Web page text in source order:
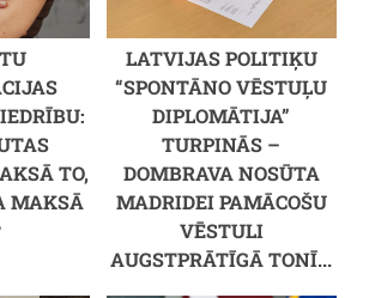
TO,
MAKSĀ
LATVIJAS POLITIĶU
“SPONTĀNO VĒSTUĻU
DIPLOMĀTIJA”
TURPINĀS –
DOMBRAVA NOSŪTA
MADRIDEI PAMĀCOŠU
VĒSTULI
AUGSTPRĀTĪGĀ TONĪ...